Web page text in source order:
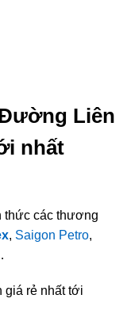
Liên
nhất
thức các thương
, Saigon Petro,
giá rẻ nhất tới